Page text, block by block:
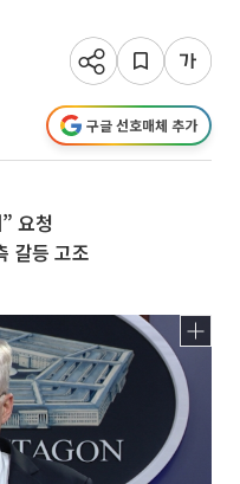
구글 선호매체 추가
요청
갈등 고조